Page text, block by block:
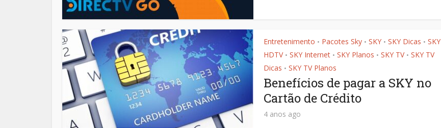
Entretenimento • Pacotes Sky • SKY • SKY Dicas • SKY
HDTV • SKY Internet • SKY Planos • SKY TV • SKY TV
Dicas • SKY TV Planos
Benefícios de pagar a SKY no
Cartão de Crédito
4 anos ago